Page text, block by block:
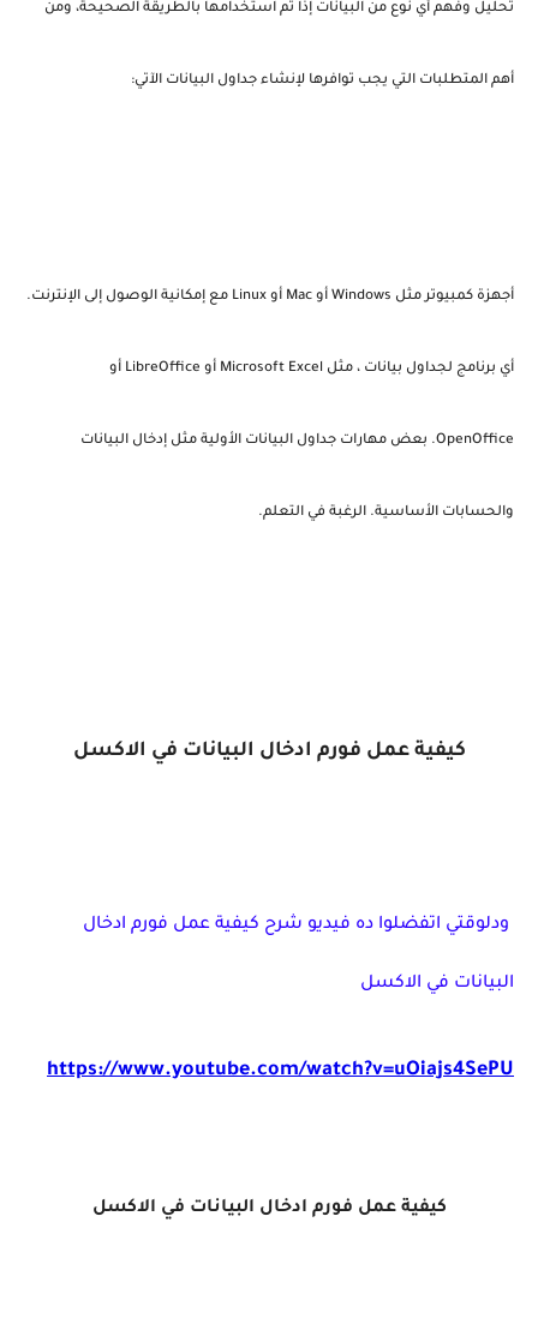
تحليل وفهم أي نوع من البيانات إذا تم استخدامها بالطريقة الصحيحة، ومن
أهم المتطلبات التي يجب توافرها لإنشاء جداول البيانات الآتي:
أجهزة كمبيوتر مثل Windows أو Mac أو Linux مع إمكانية الوصول إلى الإنترنت.
أي برنامج لجداول بيانات ، مثل Microsoft Excel أو LibreOffice أو
OpenOffice. بعض مهارات جداول البيانات الأولية مثل إدخال البيانات
والحسابات الأساسية. الرغبة في التعلم.
كيفية عمل فورم ادخال البيانات في الاكسل
ودلوقتي اتفضلوا ده فيديو شرح كيفية عمل فورم ادخال
البيانات في الاكسل
https://www.youtube.com/watch?v=uOiajs4SePU
كيفية عمل فورم ادخال البيانات في الاكسل